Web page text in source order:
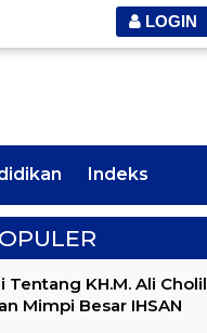
LOGIN
Indeks
Tentang KH.M. Ali Cholil
Mimpi Besar IHSAN